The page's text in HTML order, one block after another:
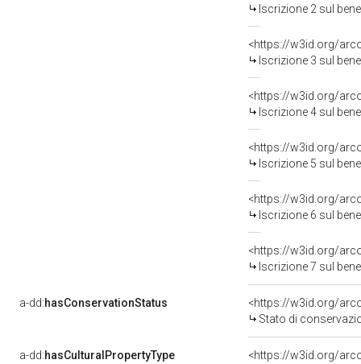
Iscrizione 2 sul
<https://w3id.org/
Iscrizione 3 sul
<https://w3id.org/
Iscrizione 4 sul
<https://w3id.org/
Iscrizione 5 sul
<https://w3id.org/
Iscrizione 6 sul
<https://w3id.org/
Iscrizione 7 sul
a-dd:hasConservationStatus
<https://w3id.org/
Stato di
a-dd:hasCulturalPropertyType
<https://w3id.org/